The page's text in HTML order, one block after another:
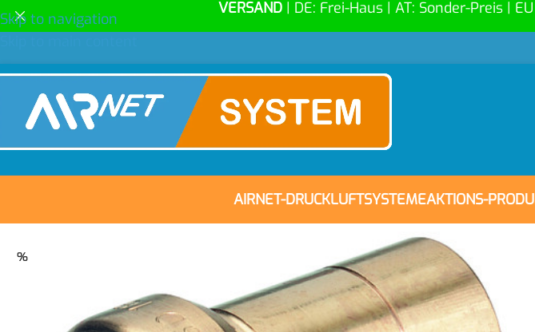
Skip to navigation
VERSAND | DE: Frei-Haus | AT: Sonder-Preis |
AIRNET-DRUCKLUFTSYSTEMEAKTIONS-
%